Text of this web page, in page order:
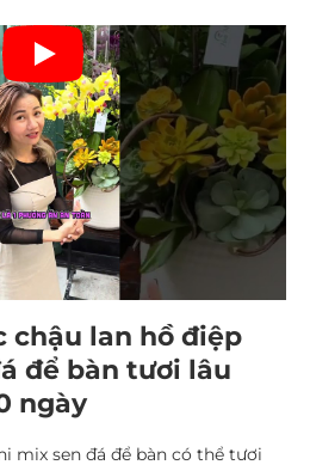
chậu lan hồ điệp
để bàn tươi lâu
ngày
mix sen đá để bàn có thể tươi